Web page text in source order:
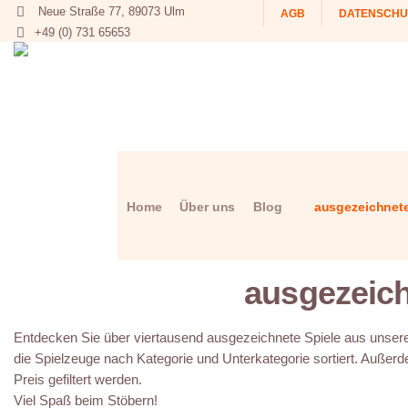
AGB
Neue Straße 77, 89073 Ulm
+49 (0) 731 65653
Home Über uns Blog
Entdecken Sie über viertausend ausgezeichnete Spiele aus
die Spielzeuge nach Kategorie und Unterkategorie sortiert.
Preis gefiltert werden.
Viel Spaß beim Stöbern!